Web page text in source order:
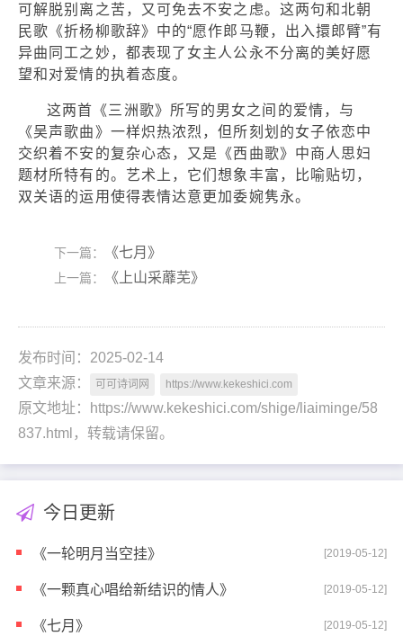
可解脱别离之苦，又可免去不安之虑。这两句和北朝
民歌《折杨柳歌辞》中的“愿作郎马鞭，出入擐郎臂”有
异曲同工之妙，都表现了女主人公永不分离的美好愿
望和对爱情的执着态度。
这两首《三洲歌》所写的男女之间的爱情，与
《吴声歌曲》一样炽热浓烈，但所刻划的女子依恋中
交织着不安的复杂心态，又是《西曲歌》中商人思妇
题材所特有的。艺术上，它们想象丰富，比喻贴切，
双关语的运用使得表情达意更加委婉隽永。
下一篇： 《七月》
上一篇： 《上山采蘼芜》
发布时间：2025-02-14
文章来源：
可可诗词网 https://www.kekeshici.com
原文地址：https://www.kekeshici.com/shige/liaiminge/58
837.html，转载请保留。
今日更新
《一轮明月当空挂》 [2019-05-12]
《一颗真心唱给新结识的情人》 [2019-05-12]
《七月》 [2019-05-12]